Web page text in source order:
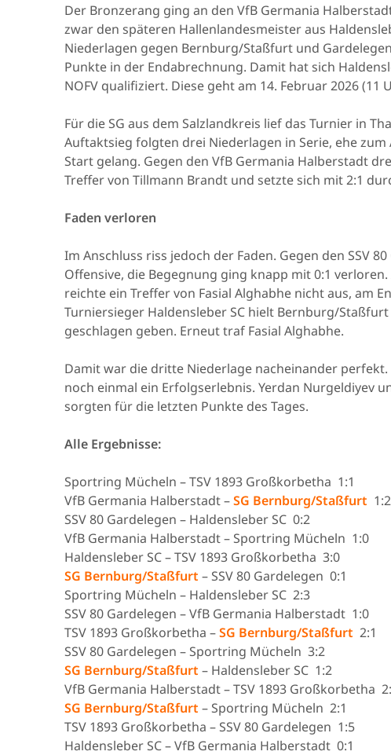
Der Bronzerang ging an den VfB Germania
zwar den späteren Hallenlandesmeister aus
Niederlagen gegen Bernburg/Staßfurt und
Punkte in der Endabrechnung. Damit hat sich
NOFV qualifiziert. Diese geht am 14. Februar 2026 (11
Für die SG aus dem Salzlandkreis lief das Turnier in
Auftaktsieg folgten drei Niederlagen in Serie, ehe
Start gelang. Gegen den VfB Germania Halberstadt
Treffer von Tillmann Brandt und setzte sich mit 2:1
Faden verloren
Im Anschluss riss jedoch der Faden. Gegen den SSV
Offensive, die Begegnung ging knapp mit 0:1
reichte ein Treffer von Fasial Alghabhe nicht aus, am
Turniersieger Haldensleber SC hielt Bernburg/
geschlagen geben. Erneut traf Fasial Alghabhe.
Damit war die dritte Niederlage nacheinander
noch einmal ein Erfolgserlebnis. Yerdan Nurgeldiyev
sorgten für die letzten Punkte des Tages.
Alle Ergebnisse:
Sportring Mücheln – TSV 1893 Großkorbetha 1:1
VfB Germania Halberstadt –SG Bernburg/Staßfurt 1:2
SSV 80 Gardelegen – Haldensleber SC 0:2
VfB Germania Halberstadt – Sportring Mücheln 1:0
Haldensleber SC – TSV 1893 Großkorbetha 3:0
SG Bernburg/Staßfurt – SSV 80 Gardelegen 0:1
Sportring Mücheln – Haldensleber SC 2:3
SSV 80 Gardelegen – VfB Germania Halberstadt 1:0
TSV 1893 Großkorbetha –SG Bernburg/Staßfurt 2:1
SSV 80 Gardelegen – Sportring Mücheln 3:2
SG Bernburg/Staßfurt – Haldensleber SC 1:2
VfB Germania Halberstadt – TSV 1893 Großkorbetha
SG Bernburg/Staßfurt – Sportring Mücheln 2:1
TSV 1893 Großkorbetha – SSV 80 Gardelegen 1:5
Haldensleber SC – VfB Germania Halberstadt 0:1